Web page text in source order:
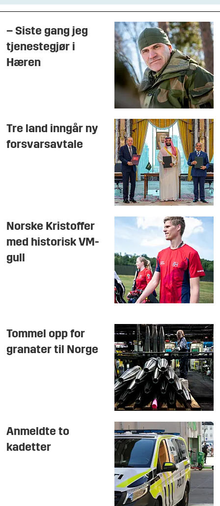
– Siste gang jeg
tjenestegjør i
Hæren
Tre land inngår ny
forsvarsavtale
Norske Kristoffer
med historisk VM-
gull
Tommel opp for
granater til Norge
Anmeldte to
kadetter